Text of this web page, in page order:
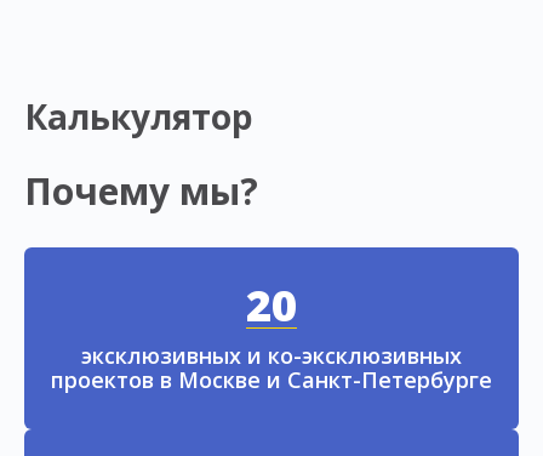
Калькулятор
Почему мы?
20
эксклюзивных и ко-эксклюзивных
проектов в Москве и Санкт-Петербурге